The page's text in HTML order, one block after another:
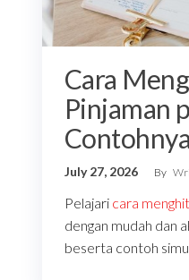
Cara
Pinjaman
Contohnya
July 27, 2026 By
Pelajari cara
dengan mudah dan
beserta contoh